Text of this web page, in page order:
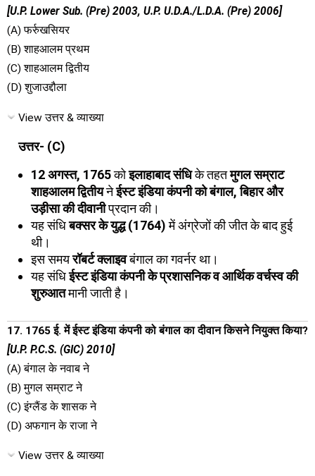
[U.P. Lower Sub. (Pre) 2003, U.P. U.D.A./L.D.A. (Pre) 2006]
(A) फर्रुखसियर
(B) शाहआलम प्रथम
(C) शाहआलम द्वितीय
(D) शुजाउद्दौला
View उत्तर & व्याख्या
उत्तर- (C)
12 अगस्त, 1765कोइलाहाबाद संधिके तहतमुगल सम्राट
शाहआलम द्वितीयनेईस्ट इंडिया कंपनी को बंगाल, बिहार और
उड़ीसा की दीवानीप्रदान की।
यह संधिबक्सर के युद्ध (1764)में अंग्रेजों की जीत के बाद हुई
थी।
इस समयरॉबर्ट क्लाइवबंगाल का गवर्नर था।
यह संधिईस्ट इंडिया कंपनी के प्रशासनिक व आर्थिक वर्चस्व की
शुरुआतमानी जाती है।
17. 1765 ई. में ईस्ट इंडिया कंपनी को बंगाल का दीवान किसने नियुक्त किया?
[U.P. P.C.S. (GIC) 2010]
(A) बंगाल के नवाब ने
(B) मुगल सम्राट ने
(C) इंग्लैंड के शासक ने
(D) अफगान के राजा ने
View उत्तर & व्याख्या